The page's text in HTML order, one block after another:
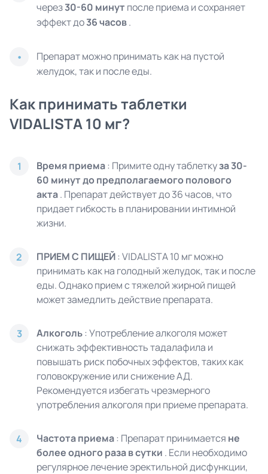
через30-60 минут после приема и сохраняет
эффект до36 часов.
Препарат можно принимать как на пустой
желудок, так и после еды.
Как принимать таблетки
VIDALISTA 10 мг?
1 Время приема: Примите одну таблеткуза 30-
60 минут до предполагаемого полового
акта. Препарат действует до 36 часов, что
придает гибкость в планировании интимной
жизни.
2 ПРИЕМ С ПИЩЕЙ: VIDALISTA 10 мг можно
принимать как на голодный желудок, так и после
еды. Однако прием с тяжелой жирной пищей
может замедлить действие препарата.
3 Алкоголь: Употребление алкоголя может
снижать эффективность тадалафила и
повышать риск побочных эффектов, таких как
головокружение или снижение АД.
Рекомендуется избегать чрезмерного
употребления алкоголя при приеме препарата.
4 Частота приема: Препарат принимается не
более одного раза в сутки . Если необходимо
регулярное лечение эректильной дисфункции,